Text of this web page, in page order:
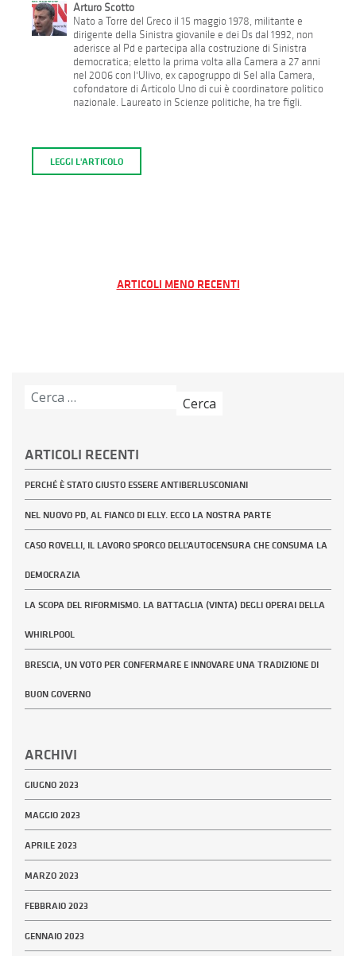
Arturo Scotto
Nato a Torre del Greco il 15 maggio 1978, militante e
dirigente della Sinistra giovanile e dei Ds dal 1992, non
aderisce al Pd e partecipa alla costruzione di Sinistra
democratica; eletto la prima volta alla Camera a 27 anni
nel 2006 con l'Ulivo, ex capogruppo di Sel alla Camera,
cofondatore di Articolo Uno di cui è coordinatore politico
nazionale. Laureato in Scienze politiche, ha tre figli.
LEGGI L'ARTICOLO
Navigazione
ARTICOLI MENO RECENTI
Ricerca
ARTICOLI RECENTI
PERCHÉ È STATO GIUSTO ESSERE ANTIBERLUSCONIANI
NEL NUOVO PD, AL FIANCO DI ELLY. ECCO LA NOSTRA PARTE
CASO ROVELLI, IL LAVORO SPORCO DELL’AUTOCENSURA CHE CONSUMA LA
DEMOCRAZIA
LA SCOPA DEL RIFORMISMO. LA BATTAGLIA (VINTA) DEGLI OPERAI DELLA
WHIRLPOOL
BRESCIA, UN VOTO PER CONFERMARE E INNOVARE UNA TRADIZIONE DI
BUON GOVERNO
ARCHIVI
GIUGNO 2023
MAGGIO 2023
APRILE 2023
MARZO 2023
FEBBRAIO 2023
GENNAIO 2023